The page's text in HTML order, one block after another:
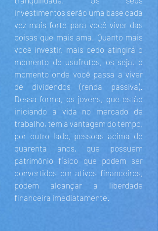
investimentos serão uma base cada
vez mais forte para você viver das
coisas que mais ama. Quanto mais
você investir, mais cedo atingirá o
momento de usufrutos, os seja, o
momento onde você passa a viver
de dividendos (renda passiva).
Dessa forma, os jovens, que estão
iniciando a vida no mercado de
trabalho, tem a vantagem do tempo,
por outro lado, pessoas acima de
quarenta anos, que possuem
patrimônio físico que podem ser
convertidos em ativos financeiros,
podem alcançar a liberdade
financeira imediatamente.​​